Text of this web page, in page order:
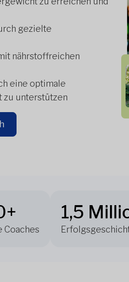
gezielte
nährstoffreichen
eine optimale
zu unterstützen
1,5